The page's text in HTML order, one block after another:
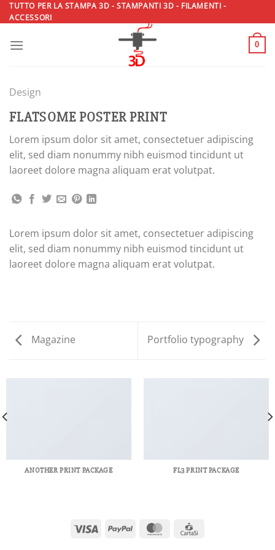
Salta
ai
TUTTO PER LA STAMPA 3D - STAMPANTI 3D - FILAMENTI -
ACCESSORI
0
Design
FLATSOME POSTER PRINT
Lorem ipsum dolor sit amet, consectetuer adipiscing
elit, sed diam nonummy nibh euismod tincidunt ut
laoreet dolore magna aliquam erat volutpat.
Lorem ipsum dolor sit amet, consectetuer adipiscing
elit, sed diam nonummy nibh euismod tincidunt ut
laoreet dolore magna aliquam erat volutpat.
Magazine Portfolio typography
ANOTHER PRINT PACKAGE FL3 PRINT PACKAGE